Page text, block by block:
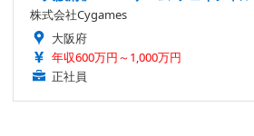
株式会社Cygames
大阪府
年収600万円～1,000万円
正社員